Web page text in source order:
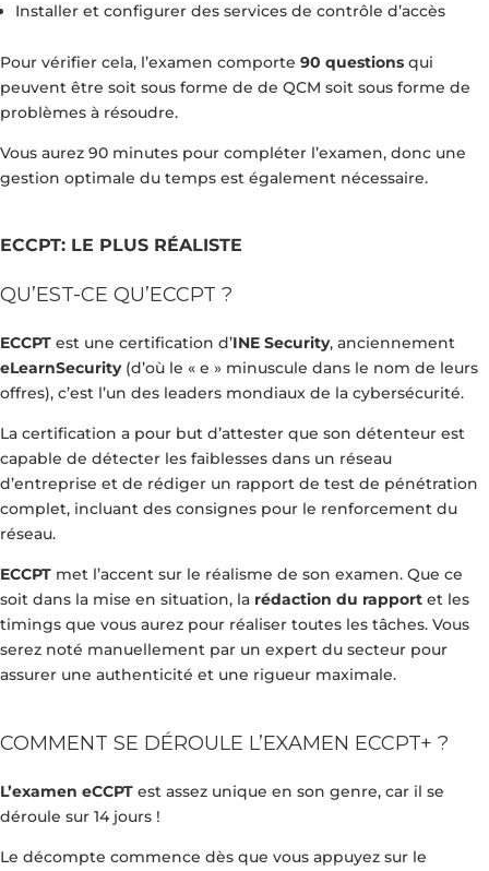
Installer et configurer des services de contrôle d’accès
Pour vérifier cela, l’examen comporte 90 questions qui
peuvent être soit sous forme de de QCM soit sous forme de
problèmes à résoudre.
Vous aurez 90 minutes pour compléter l’examen, donc une
gestion optimale du temps est également nécessaire.
ECCPT: LE PLUS RÉALISTE
QU’EST-CE QU’ECCPT ?
ECCPT est une certification d’INE Security, anciennement
eLearnSecurity (d’où le « e » minuscule dans le nom de leurs
offres), c’est l’un des leaders mondiaux de la cybersécurité.
La certification a pour but d’attester que son détenteur est
capable de détecter les faiblesses dans un réseau
d’entreprise et de rédiger un rapport de test de pénétration
complet, incluant des consignes pour le renforcement du
réseau.
ECCPT met l’accent sur le réalisme de son examen. Que ce
soit dans la mise en situation, la rédaction du rapport et les
timings que vous aurez pour réaliser toutes les tâches. Vous
serez noté manuellement par un expert du secteur pour
assurer une authenticité et une rigueur maximale.
COMMENT SE DÉROULE L’EXAMEN ECCPT+ ?
L’examen eCCPT est assez unique en son genre, car il se
déroule sur 14 jours !
Le décompte commence dès que vous appuyez sur le